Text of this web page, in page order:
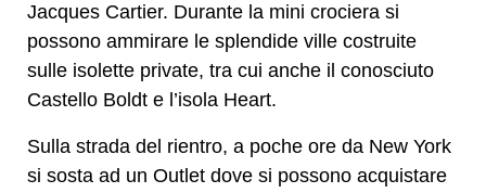
Jacques Cartier. Durante la mini crociera si
possono ammirare le splendide ville costruite
sulle isolette private, tra cui anche il conosciuto
Castello Boldt e l’isola Heart.
Sulla strada del rientro, a poche ore da New York
si sosta ad un Outlet dove si possono acquistare